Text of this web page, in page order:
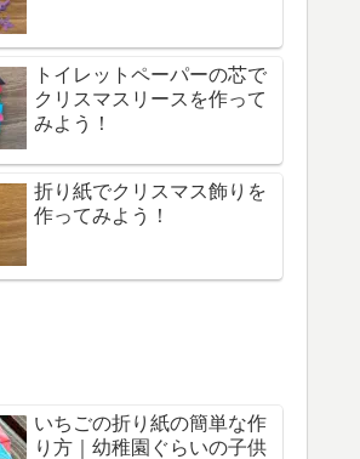
トイレットペーパーの芯で
クリスマスリースを作って
みよう！
折り紙でクリスマス飾りを
作ってみよう！
いちごの折り紙の簡単な作
り方｜幼稚園ぐらいの子供